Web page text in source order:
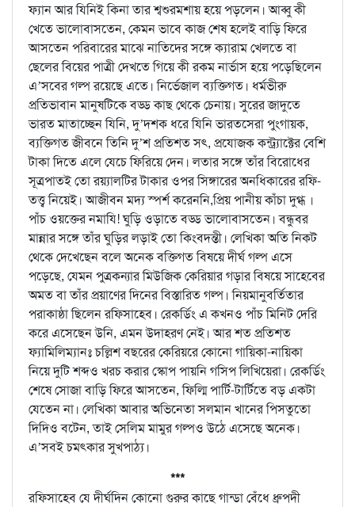
ফ্যান আর যিনিই কিনা তার শ্বশুরমশায় হয়ে পড়লেন। আব্বু কী
খেতে ভালোবাসতেন, কেমন ভাবে কাজ শেষ হলেই বাড়ি ফিরে
আসতেন পরিবারের মাঝে নাতিদের সঙ্গে ক্যারাম খেলতে বা
ছেলের বিয়ের পাত্রী দেখতে গিয়ে কী রকম নার্ভাস হয়ে পড়েছিলেন
এ’সবের গল্প রয়েছে এতে। নির্ভেজাল ব্যক্তিগত। ধর্মভীরু
প্রতিভাবান মানুষটিকে বড্ড কাছ থেকে চেনায়। সুরের জাদুতে
ভারত মাতাচ্ছেন যিনি, দু’দশক ধরে যিনি ভারতসেরা পুংগায়ক,
ব্যক্তিগত জীবনে তিনি দু’শ প্রতিশত সৎ, প্রযোজক কন্ট্র্যাক্টের বেশি
টাকা দিতে এলে যেচে ফিরিয়ে দেন। লতার সঙ্গে তাঁর বিরোধের
সূত্রপাতই তো রয়্যালটির টাকার ওপর সিঙ্গারের অনধিকারের রফি-
তত্ত্ব নিয়েই। আজীবন মদ্য স্পর্শ করেননি,প্রিয় পানীয় কাঁচা দুগ্ধ ।
পাঁচ ওয়ক্তের নমাযি! ঘুড়ি ওড়াতে বড্ড ভালোবাসতেন। বন্ধুবর
মান্নার সঙ্গে তাঁর ঘুড়ির লড়াই তো কিংবদন্তী। লেখিকা অতি নিকট
থেকে দেখেছেন বলে অনেক বক্তিগত বিষয়ে দীর্ঘ গল্প এসে
পড়েছে, যেমন পুত্রকন্যার মিউজিক কেরিয়ার গড়ার বিষয়ে সাহেবের
অমত বা তাঁর প্রয়াণের দিনের বিস্তারিত গল্প। নিয়মানুবর্তিতার
পরাকাষ্ঠা ছিলেন রফিসাহেব। রেকর্ডিং এ কখনও পাঁচ মিনিট দেরি
করে এসেছেন উনি, এমন উদাহরণ নেই। আর শত প্রতিশত
ফ্যামিলিম্যানঃ চল্লিশ বছরের কেরিয়রে কোনো গায়িকা-নায়িকা
নিয়ে দুটি শব্দও খরচ করার স্কোপ পায়নি গসিপ লিখিয়েরা। রেকর্ডিং
শেষে সোজা বাড়ি ফিরে আসতেন, ফিল্মি পার্টি-টার্টিতে বড় একটা
যেতেন না। লেখিকা আবার অভিনেতা সলমান খানের পিসতুতো
দিদিও বটেন, তাই সেলিম মামুর গল্পও উঠে এসেছে অনেক।
এ’সবই চমৎকার সুখপাঠ্য।
***
রফিসাহেব যে দীর্ঘদিন কোনো গুরুর কাছে গান্ডা বেঁধে ধ্রুপদী